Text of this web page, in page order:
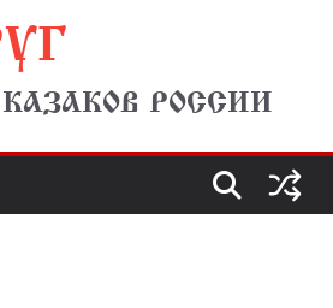
РОССИИ